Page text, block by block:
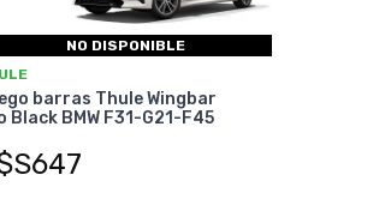
NO DISPONIBLE
barras Thule Wingbar
Black BMW F31-G21-F45